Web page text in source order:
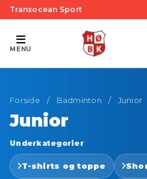
Transocean Sport
MENU
Forside / Badminton / Junior
Junior
Underkategorier
T-shirts og toppe